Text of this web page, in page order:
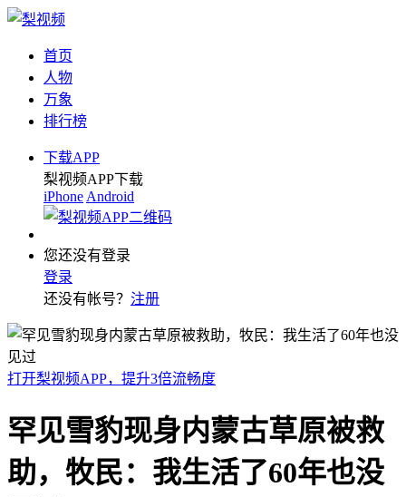
首页
人物
万象
排行榜
下载APP
梨视频APP下载
iPhone Android
您还没有登录
登录
还没有帐号？ 注册
打开梨视频APP，提升3倍流畅度
罕见雪豹现身内蒙古草原被救
助，牧民：我生活了60年也没